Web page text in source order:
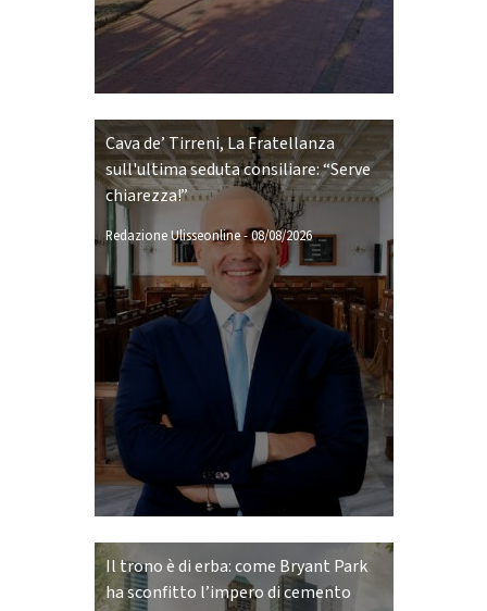
Cava de’ Tirreni, La Fratellanza
sull'ultima seduta consiliare: “Serve
chiarezza!”
Redazione Ulisseonline-08/08/2026
Il trono è di erba: come Bryant Park
ha sconfitto l’impero di cemento